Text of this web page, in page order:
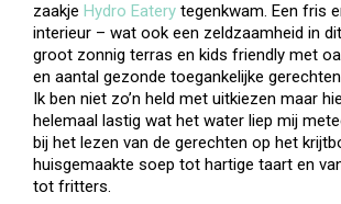
zaakje Hydro Eatery tegenkwam. Een fris
interieur – wat ook een zeldzaamheid in
groot zonnig terras en kids friendly met
en aantal gezonde toegankelijke
Ik ben niet zo’n held met uitkiezen maar
helemaal lastig wat het water liep mij
bij het lezen van de gerechten op het
huisgemaakte soep tot hartige taart en
tot fritters.